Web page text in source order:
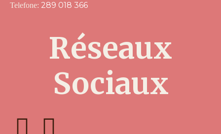
Telefone: 289 018 366
Réseaux
Sociaux